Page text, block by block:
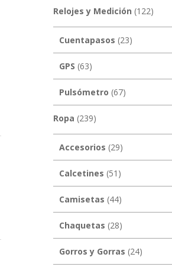
Relojes y Medición (122)
Cuentapasos (23)
GPS (63)
Pulsómetro (67)
Ropa (239)
Accesorios (29)
Calcetines (51)
Camisetas (44)
Chaquetas (28)
Gorros y Gorras (24)